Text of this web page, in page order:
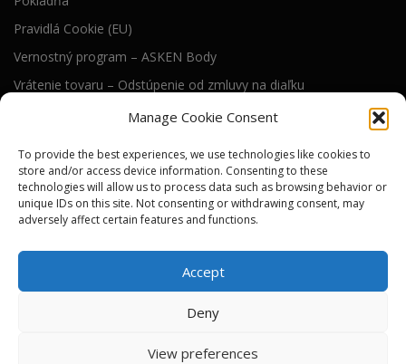
Manage Cookie Consent
To provide the best experiences, we use technologies like cookies to
store and/or access device information. Consenting to these
technologies will allow us to process data such as browsing behavior or
unique IDs on this site. Not consenting or withdrawing consent, may
adversely affect certain features and functions.
Accept
Deny
View preferences
Pravidlá Cookie (EU)
Vernostný program – ASKEN Body
Vrátenie tovaru – Odstúpenie od zmluvy na diaľku
Všeobecné obchodné podmienky
RIEŠENIE WEB STRÁNKY
Technické riešenie tejto web stránky dodáva
)i( s.r.o.
River Media s.r.o.